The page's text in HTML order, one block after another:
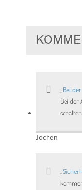
Bei
Bei der
schalten
Jochen